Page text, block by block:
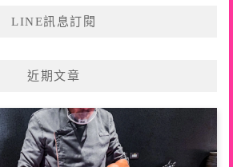
LINE訊息訂閱
近期文章